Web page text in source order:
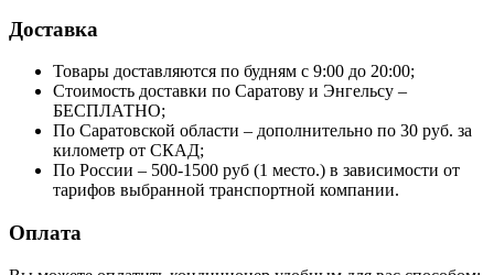
Доставка
Товары доставляются по будням с 9:00 до 20:00;
Стоимость доставки по Саратову и Энгельсу –
БЕСПЛАТНО;
По Саратовской области – дополнительно по 30 руб. за
километр от СКАД;
По России – 500-1500 руб (1 место.) в зависимости от
тарифов выбранной транспортной компании.
Оплата